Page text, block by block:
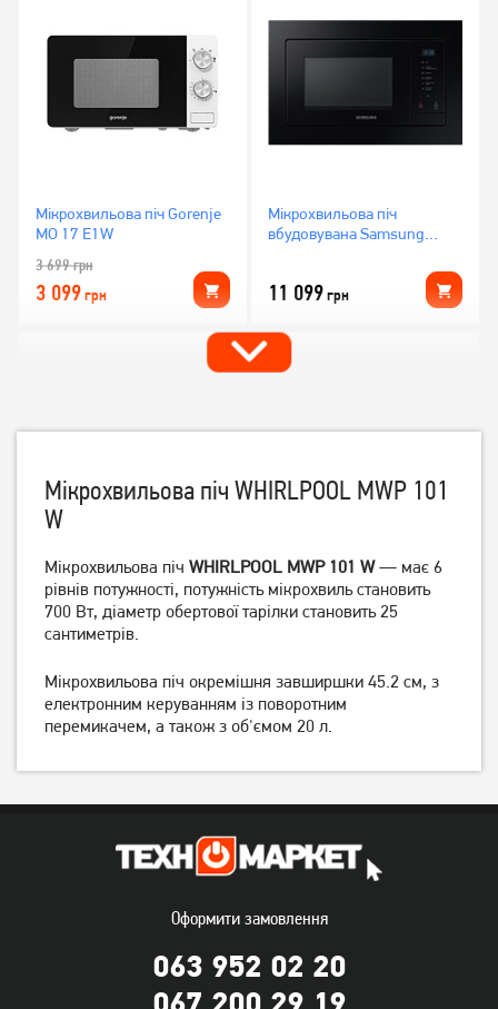
Мікрохвильова піч Gorenje
MO 17 E1W
3 699грн
3 099грн
Мікрохвильова піч
вбудовувана Samsung
11 099грн
Мікрохвильова піч LG MS
2042 DB
4 499грн
4 199
Мікрохвильова піч LG MS
2042 DY
Мікрохвильова піч
6 199 грн
5 699 грн
Мікрохвильова піч WHIRLPOOL MWP 101
W
Мікрохвильова піч WHIRLPOOL MWP 101 W— має 6
рівнів потужності, потужність мікрохвиль становить
700 Вт, діаметр обертової тарілки становить 25
сантиметрів.
Мікрохвильова піч окремішня завширшки 45.2 см, з
електронним керуванням із поворотним
перемикачем, а також з об'ємом 20 л.
Оформити замовлення
063 952 02 20